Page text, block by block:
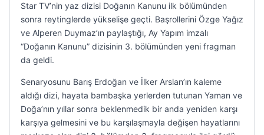
Star TV’nin yaz dizisi Doğanın Kanunu ilk bölümünden
sonra reytinglerde yükselişe geçti. Başrollerini Özge Yağız
ve Alperen Duymaz’ın paylaştığı, Ay Yapım imzalı
“Doğanın Kanunu” dizisinin 3. bölümünden yeni fragman
da geldi.
Senaryosunu Barış Erdoğan ve İlker Arslan’ın kaleme
aldığı dizi, hayata bambaşka yerlerden tutunan Yaman ve
Doğa’nın yıllar sonra beklenmedik bir anda yeniden karşı
karşıya gelmesini ve bu karşılaşmayla değişen hayatlarını